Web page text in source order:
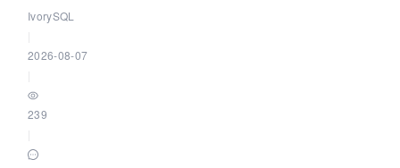
得动吗？我们贡献了什么？
IvorySQL
2026-08-07
239